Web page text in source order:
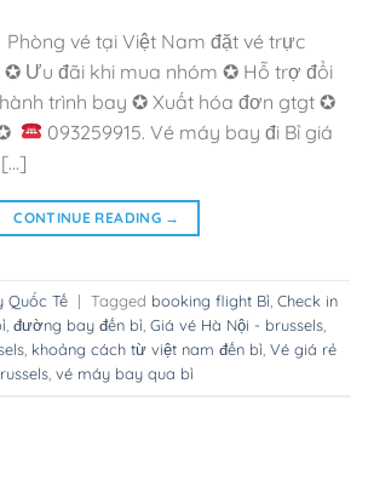
vé tại Việt Nam đặt vé trực
✪ Ưu đãi khi mua nhóm ✪ Hỗ trợ đổi
trình bay ✪ Xuất hóa đơn gtgt ✪
093259915. Vé máy bay đi Bỉ giá
CONTINUE READING →
Quốc Tế | Tagged booking flight Bỉ Check in
đường bay đến bỉ Giá vé Hà Nội - brussels
khoảng cách từ việt nam đến bỉ Vé giá rẻ
vé máy bay qua bỉ